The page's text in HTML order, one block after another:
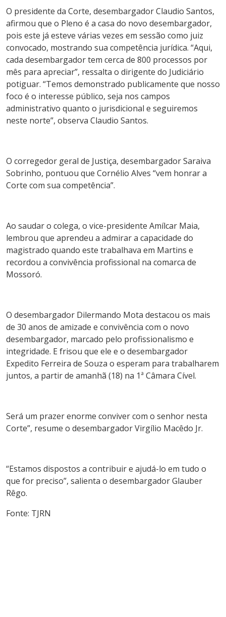
O presidente da Corte, desembargador Claudio Santos,
afirmou que o Pleno é a casa do novo desembargador,
pois este já esteve várias vezes em sessão como juiz
convocado, mostrando sua competência jurídica. “Aqui,
cada desembargador tem cerca de 800 processos por
mês para apreciar”, ressalta o dirigente do Judiciário
potiguar. “Temos demonstrado publicamente que nosso
foco é o interesse público, seja nos campos
administrativo quanto o jurisdicional e seguiremos
neste norte”, observa Claudio Santos.
O corregedor geral de Justiça, desembargador Saraiva
Sobrinho, pontuou que Cornélio Alves “vem honrar a
Corte com sua competência”.
Ao saudar o colega, o vice-presidente Amílcar Maia,
lembrou que aprendeu a admirar a capacidade do
magistrado quando este trabalhava em Martins e
recordou a convivência profissional na comarca de
Mossoró.
O desembargador Dilermando Mota destacou os mais
de 30 anos de amizade e convivência com o novo
desembargador, marcado pelo profissionalismo e
integridade. E frisou que ele e o desembargador
Expedito Ferreira de Souza o esperam para trabalharem
juntos, a partir de amanhã (18) na 1ª Câmara Cível.
Será um prazer enorme conviver com o senhor nesta
Corte”, resume o desembargador Virgílio Macêdo Jr.
“Estamos dispostos a contribuir e ajudá-lo em tudo o
que for preciso”, salienta o desembargador Glauber
Rêgo.
Fonte: TJRN